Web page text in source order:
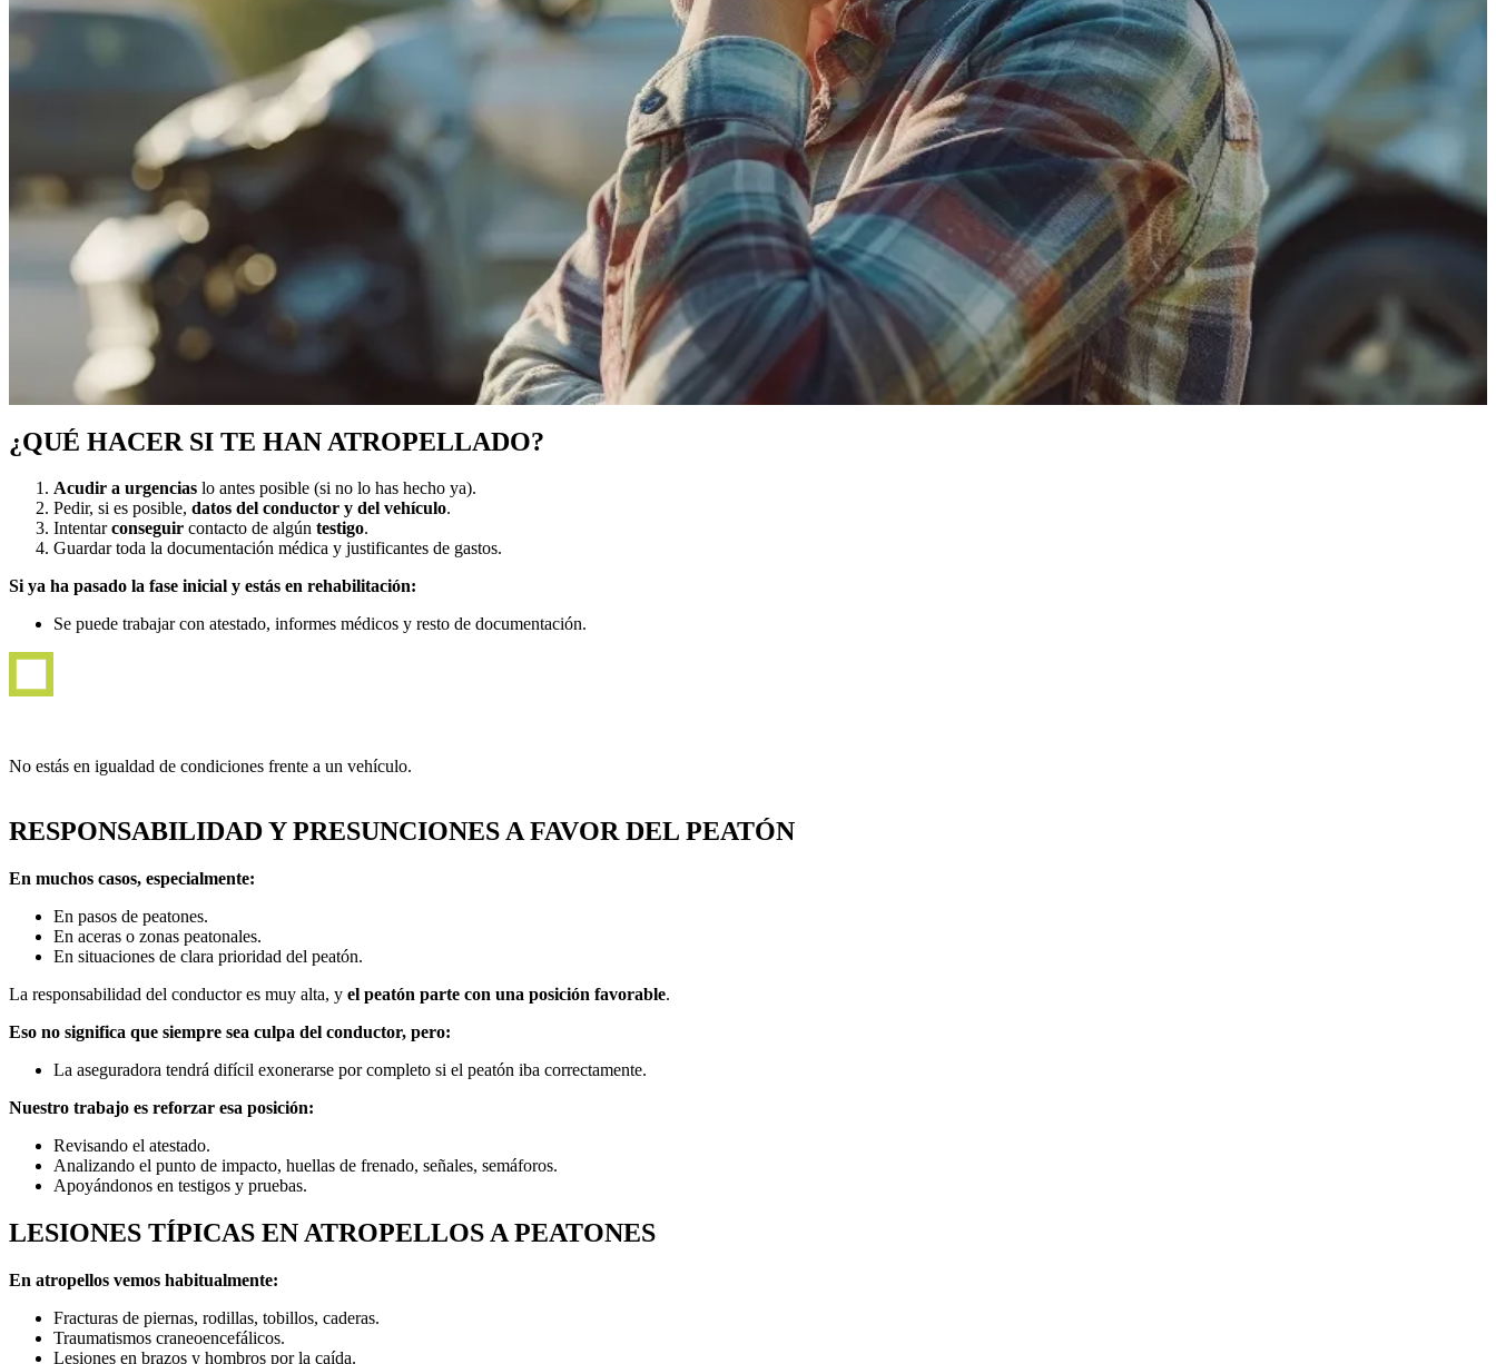
¿QUÉ HACER SI TE HAN ATROPELLADO?
Acudir a urgencias lo antes posible (si no lo has hecho ya).
Pedir, si es posible, datos del conductor y del vehículo.
Intentarconseguir contacto de algún testigo.
Guardar toda la documentación médica y justificantes de gastos.
Si ya ha pasado la fase inicial y estás en rehabilitación:
Se puede trabajar con atestado, informes médicos y resto de documentación.
No estás en igualdad de condiciones frente a un vehículo.
RESPONSABILIDAD Y PRESUNCIONES A FAVOR DEL PEATÓN
En muchos casos, especialmente:
En pasos de peatones.
En aceras o zonas peatonales.
En situaciones de clara prioridad del peatón.
La responsabilidad del conductor es muy alta, y el peatón parte con una posición favorable.
Eso no significa que siempre sea culpa del conductor, pero:
La aseguradora tendrá difícil exonerarse por completo si el peatón iba correctamente.
Nuestro trabajo es reforzar esa posición:
Revisando el atestado.
Analizando el punto de impacto, huellas de frenado, señales, semáforos.
Apoyándonos en testigos y pruebas.
LESIONES TÍPICAS EN ATROPELLOS A PEATONES
En atropellos vemos habitualmente:
Fracturas de piernas, rodillas, tobillos, caderas.
Traumatismos craneoencefálicos.
Lesiones en brazos y hombros por la caída.